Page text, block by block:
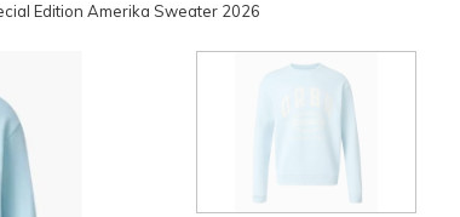
Edition Amerika Sweater 2026